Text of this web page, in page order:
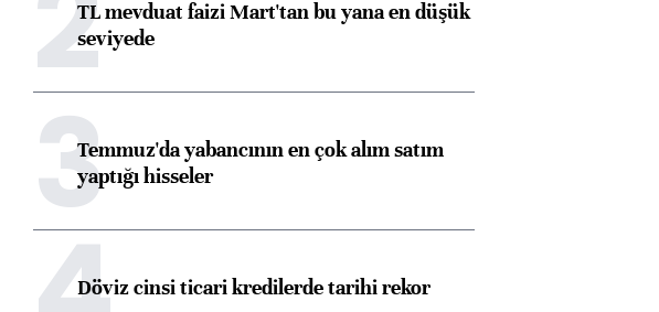
TL mevduat faizi Mart'tan bu yana en düşük
seviyede
3Temmuz'da yabancının en çok alım satım
yaptığı hisseler
Döviz cinsi ticari kredilerde tarihi rekor